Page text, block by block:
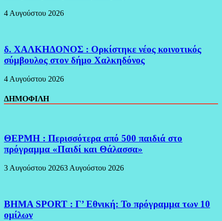
4 Αυγούστου 2026
δ. ΧΑΛΚΗΔΟΝΟΣ : Ορκίστηκε νέος κοινοτικός
σύμβουλος στον δήμο Χαλκηδόνος
4 Αυγούστου 2026
ΔΗΜΟΦΙΛΗ
ΘΕΡΜΗ : Περισσότερα από 500 παιδιά στο
πρόγραμμα «Παιδί και Θάλασσα»
3 Αυγούστου 20263 Αυγούστου 2026
BHMA SPORT : Γ’ Εθνική: Το πρόγραμμα των 10
ομίλων